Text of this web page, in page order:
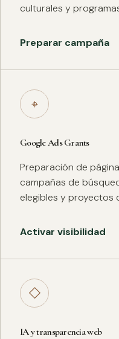
culturales y
Preparar campaña
⌖
Google Ads Grants
Preparación de
campañas de
elegibles y proyectos
Activar visibilidad
◇
IA y transparencia web